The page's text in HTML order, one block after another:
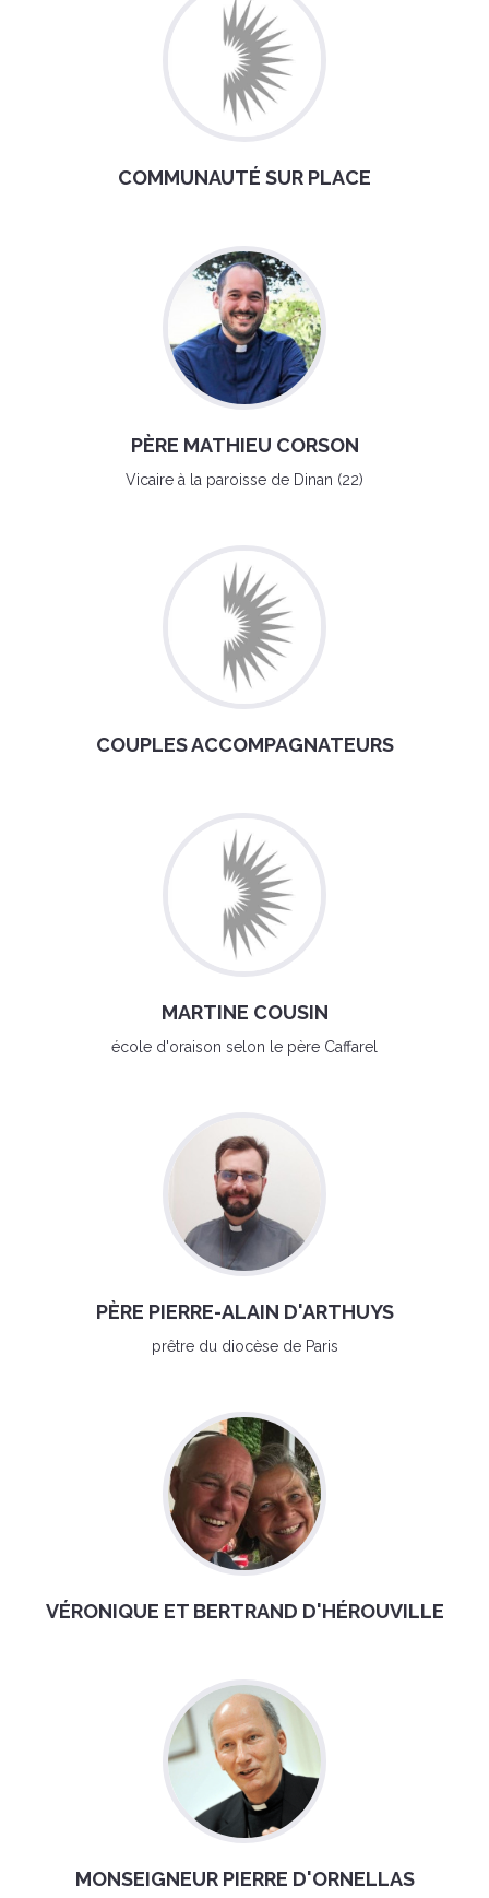
COMMUNAUTÉ SUR PLACE
PÈRE MATHIEU CORSON
Vicaire à la paroisse de Dinan (22)
COUPLES ACCOMPAGNATEURS
MARTINE COUSIN
école d'oraison selon le père Caffarel
PÈRE PIERRE-ALAIN D'ARTHUYS
prêtre du diocèse de Paris
VÉRONIQUE ET BERTRAND D'HÉROUVILLE
MONSEIGNEUR PIERRE D'ORNELLAS